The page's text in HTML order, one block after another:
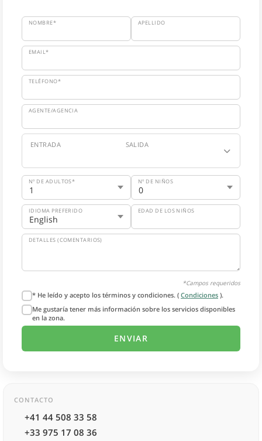
NOMBRE* APELLIDO
EMAIL*
TELÉFONO*
AGENTE/AGENCIA
ENTRADA SALIDA
Nº DE ADULTOS* Nº DE NIÑOS
IDIOMA PREFERIDO EDAD DE LOS NIÑOS
DETALLES (COMENTARIOS)
*Campos requeridos
* He leído y acepto los términos y condiciones. ( Condiciones ).
Me gustaría tener más información sobre los servicios disponibles
en la zona.
CONTACTO
+41 44 508 33 58
+33 975 17 08 36